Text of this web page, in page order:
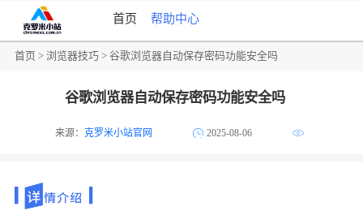
首页 帮助中心
首页 >浏览器技巧 > 谷歌浏览器自动保存密码功能安全吗
谷歌浏览器自动保存密码功能安全吗
来源：克罗米小站官网 2025-08-06